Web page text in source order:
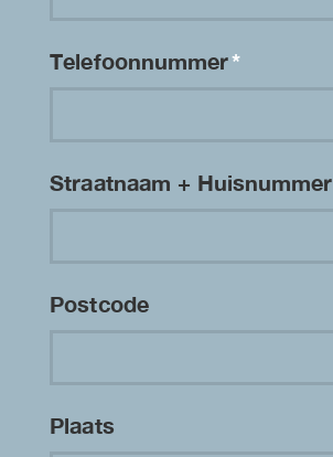
Telefoonnummer*
Straatnaam + Huisnummer
Postcode
Plaats